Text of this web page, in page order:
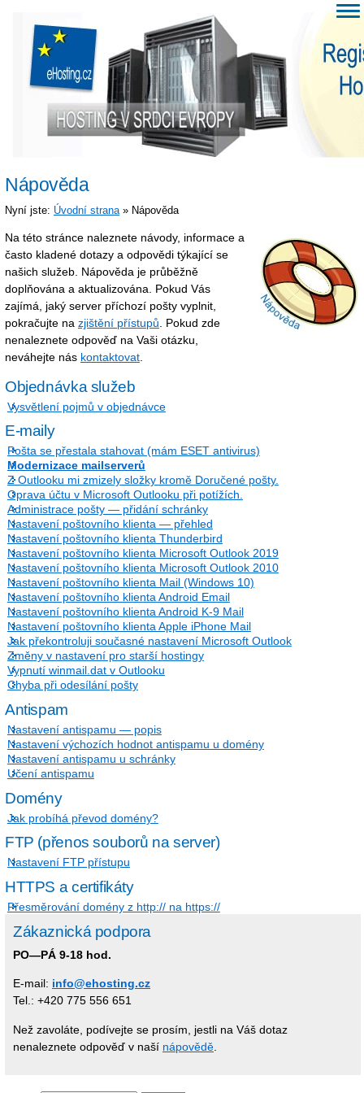
Nápověda
Nyní jste: Úvodní strana » Nápověda
Na této stránce naleznete návody, informace a
často kladené dotazy a odpovědi týkající se
našich služeb. Nápověda je průběžně
doplňována a aktualizována. Pokud Vás
zajímá, jaký server příchozí pošty vyplnit,
pokračujte na zjištění přístupů . Pokud zde
nenaleznete odpověď na Vaši otázku,
neváhejte nás kontaktovat
Objednávka služeb
Vysvětlení pojmů v objednávce
E-maily
Pošta se přestala stahovat (mám ESET antivirus)
Modernizace mailserverů
Z Outlooku mi zmizely složky kromě Doručené pošty.
Oprava účtu v Microsoft Outlooku při potížích.
Administrace pošty — přidání schránky
Nastavení poštovního klienta — přehled
Nastavení poštovního klienta Thunderbird
Nastavení poštovního klienta Microsoft Outlook 2019
Nastavení poštovního klienta Microsoft Outlook 2010
Nastavení poštovního klienta Mail (Windows 10)
Nastavení poštovního klienta Android Email
Nastavení poštovního klienta Android K-9 Mail
Nastavení poštovního klienta Apple iPhone Mail
Jak překontroluji současné nastavení Microsoft Outlook
Změny v nastavení pro starší hostingy
Vypnutí winmail.dat v Outlooku
Chyba při odesílání pošty
Antispam
Nastavení antispamu — popis
Nastavení výchozích hodnot antispamu u domény
Nastavení antispamu u schránky
Učení antispamu
Domény
Jak probíhá převod domény?
FTP (přenos souborů na server)
Nastavení FTP přístupu
HTTPS a certifikáty
Přesměrování domény z http:// na https://
Zákaznická podpora
PO—PÁ 9-18 hod.
E-mail: info@ehosting.cz
Tel.: +420 775 556 651
Než zavoláte, podívejte se prosím, jestli na Váš dotaz
nenaleznete odpověď v naší nápovědě